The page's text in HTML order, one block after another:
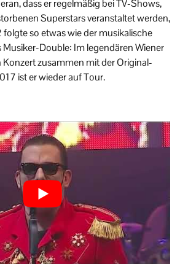
dass er regelmäßig bei TV-Shows,
Superstars veranstaltet werden,
so etwas wie der musikalische
Double: Im legendären Wiener
Konzert zusammen mit der Original-
ist er wieder auf Tour.